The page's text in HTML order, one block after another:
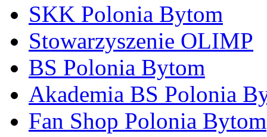
SKK Polonia Bytom
Stowarzyszenie OLIMP
BS Polonia Bytom
Akademia BS Polonia
Fan Shop Polonia Bytom